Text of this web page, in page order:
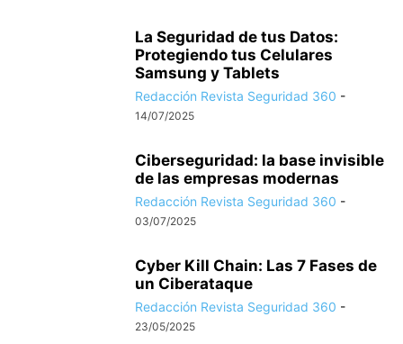
La Seguridad de tus Datos:
Protegiendo tus Celulares
Samsung y Tablets
Redacción Revista Seguridad 360 -
14/07/2025
Ciberseguridad: la base invisible
de las empresas modernas
Redacción Revista Seguridad 360 -
03/07/2025
Cyber Kill Chain: Las 7 Fases de
un Ciberataque
Redacción Revista Seguridad 360 -
23/05/2025